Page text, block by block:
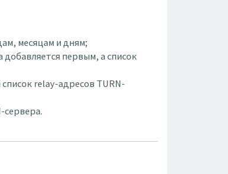
месяцам и дням;
добавляется первым, а список
relay-адресов TURN-
сервера.